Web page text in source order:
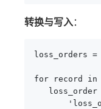
转换与写入：
loss_orders =
for record in
loss_order